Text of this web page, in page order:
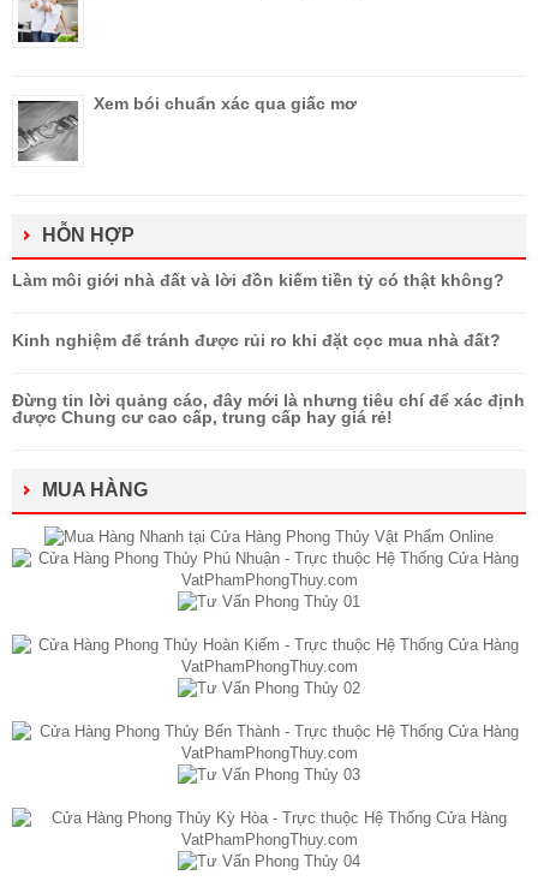
Xem bói chuẩn xác qua giấc mơ
HỖN HỢP
Làm môi giới nhà đất và lời đồn kiếm tiền tỷ có thật không?
Kinh nghiệm để tránh được rủi ro khi đặt cọc mua nhà đất?
Đừng tin lời quảng cáo, đây mới là nhưng tiêu chí để xác định
được Chung cư cao cấp, trung cấp hay giá rẻ!
MUA HÀNG